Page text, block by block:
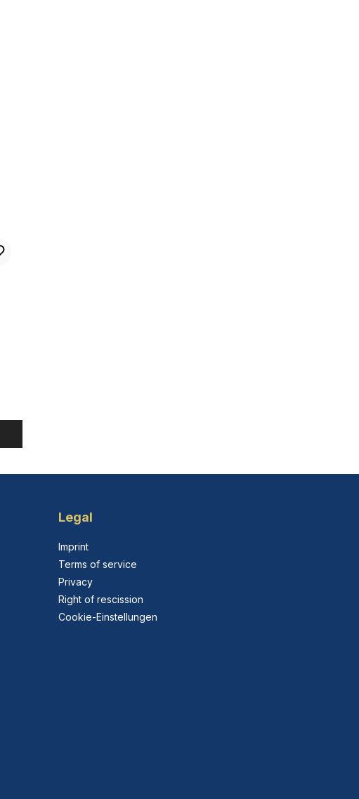
Legal
Imprint
Terms of service
Privacy
Right of rescission
Cookie-Einstellungen